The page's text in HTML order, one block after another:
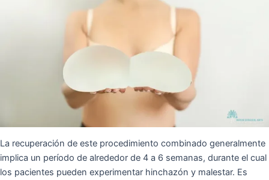
La recuperación de este procedimiento combinado generalmente
implica un período de alrededor de 4 a 6 semanas, durante el cual
los pacientes pueden experimentar hinchazón y malestar. Es